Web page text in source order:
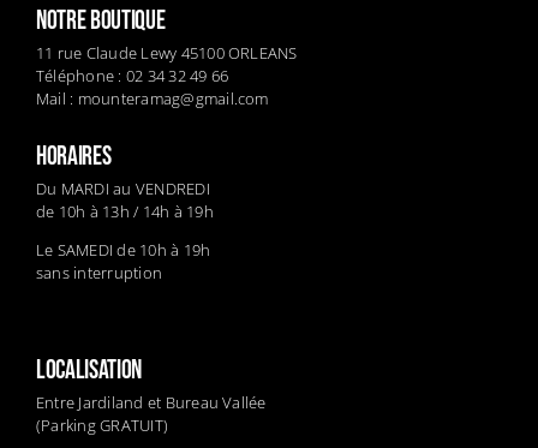
NOTRE BOUTIQUE
11 rue Claude Lewy 45100 ORLEANS
Téléphone : 02 34 32 49 66
Mail : mounteramag@gmail.com
HORAIRES
Du MARDI au VENDREDI
de 10h à 13h / 14h à 19h
Le SAMEDI de 10h à 19h
sans interruption
LOCALISATION
Entre Jardiland et Bureau Vallée
(Parking GRATUIT)